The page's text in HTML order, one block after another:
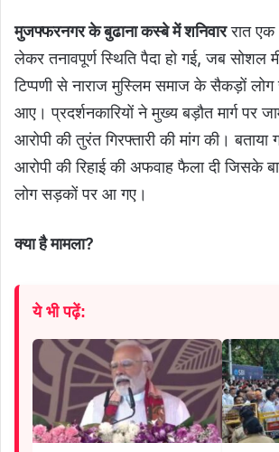
मुजफ्फरनगर के बुढाना कस्बे में शनिवाररात एक
लेकर तनावपूर्ण स्थिति पैदा हो गई, जब सोशल
टिप्पणी से नाराज मुस्लिम समाज के सैकड़ों
आए। प्रदर्शनकारियों ने मुख्य बड़ौत मार्ग पर
आरोपी की तुरंत गिरफ्तारी की मांग की। बताया
आरोपी की रिहाई की अफवाह फैला दी जिसके
लोग सड़कों पर आ गए।
क्याहैमामला?
ये भी पढ़ें: